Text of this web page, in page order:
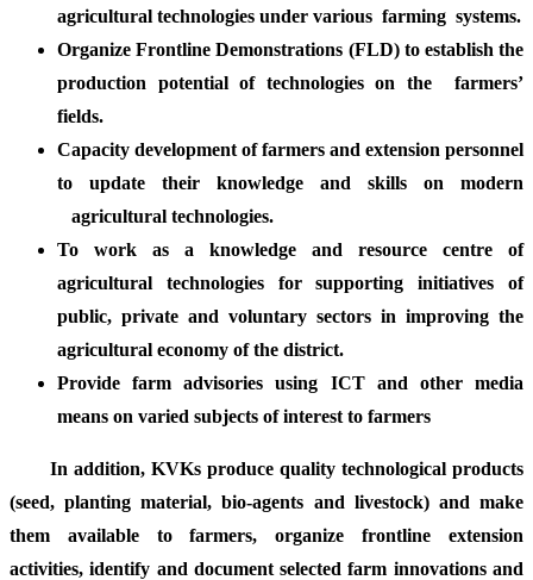
agricultural technologies under various farming systems.
Organize Frontline Demonstrations (FLD) to establish the
production potential of technologies on the farmers’
fields.
Capacity development of farmers and extension personnel
to update their knowledge and skills on modern
agricultural technologies.
To work as a knowledge and resource centre of
agricultural technologies for supporting initiatives of
public, private and voluntary sectors in improving the
agricultural economy of the district.
Provide farm advisories using ICT and other media
means on varied subjects of interest to farmers
In addition, KVKs produce quality technological products
(seed, planting material, bio-agents and livestock) and make
them available to farmers, organize frontline extension
activities, identify and document selected farm innovations and